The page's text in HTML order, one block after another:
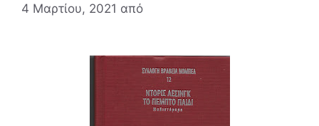
4 Μαρτίου, 2021 από